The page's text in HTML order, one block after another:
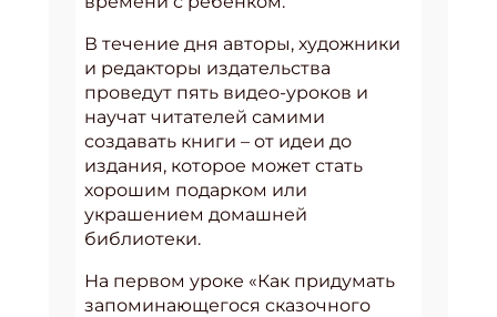
В течение дня авторы, художники
и редакторы издательства
проведут пять видео-уроков и
научат читателей самими
создавать книги – от идеи до
издания, которое может стать
хорошим подарком или
украшением домашней
библиотеки.
На первом уроке «Как придумать
запоминающегося сказочного